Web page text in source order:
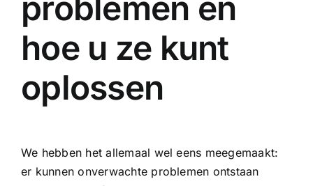
hoe u ze kunt
oplossen
We hebben het allemaal wel eens meegemaakt:
er kunnen onverwachte problemen ontstaan